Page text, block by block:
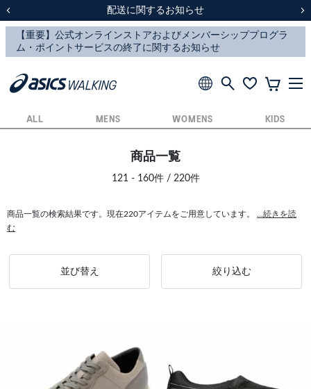
スクスク（SUKU2）価格改定のお知らせ
配送に関するお知らせ
スクスク（SUKU2）価格改定のお知らせ
配送に関するお知らせ
ALL MENS WOMENS KIDS
商品一覧
121 - 160件 / 220件
商品一覧の検索結果です。現在220アイテムをご用意しています。
...続きを読
む
並び替え 絞り込む